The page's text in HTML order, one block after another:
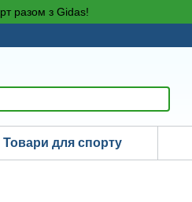
разом з Gidas!
Товари для спорту